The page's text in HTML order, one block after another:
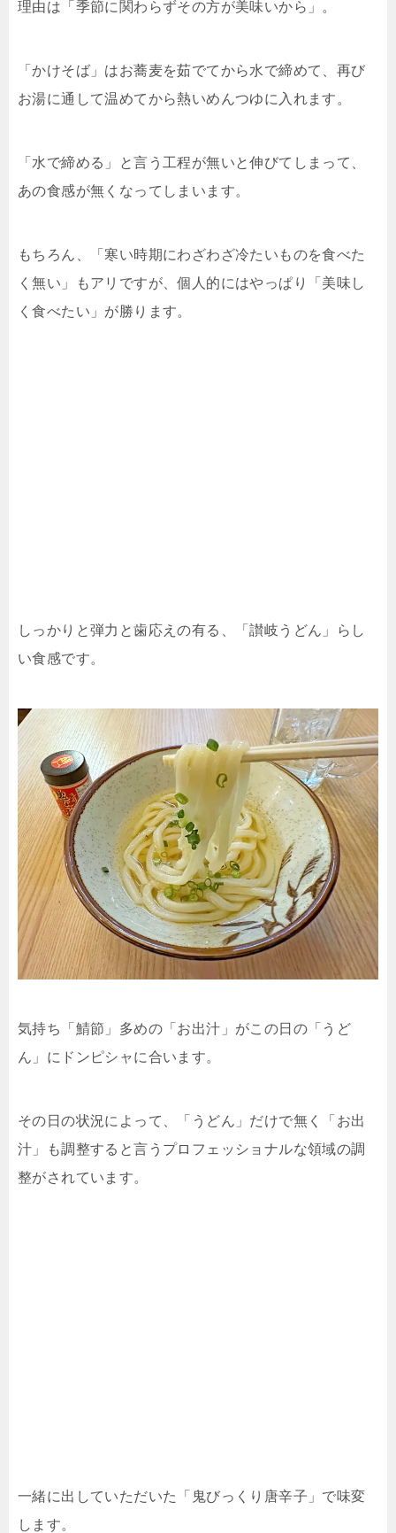
理由は「季節に関わらずその方が美味いから」。
「かけそば」はお蕎麦を茹でてから水で締めて、再び
お湯に通して温めてから熱いめんつゆに入れます。
「水で締める」と言う工程が無いと伸びてしまって、
あの食感が無くなってしまいます。
もちろん、「寒い時期にわざわざ冷たいものを食べた
く無い」もアリですが、個人的にはやっぱり「美味し
く食べたい」が勝ります。
しっかりと弾力と歯応えの有る、「讃岐うどん」らし
い食感です。
気持ち「鯖節」多めの「お出汁」がこの日の「うど
ん」にドンピシャに合います。
その日の状況によって、「うどん」だけで無く「お出
汁」も調整すると言うプロフェッショナルな領域の調
整がされています。
一緒に出していただいた「鬼びっくり唐辛子」で味変
します。